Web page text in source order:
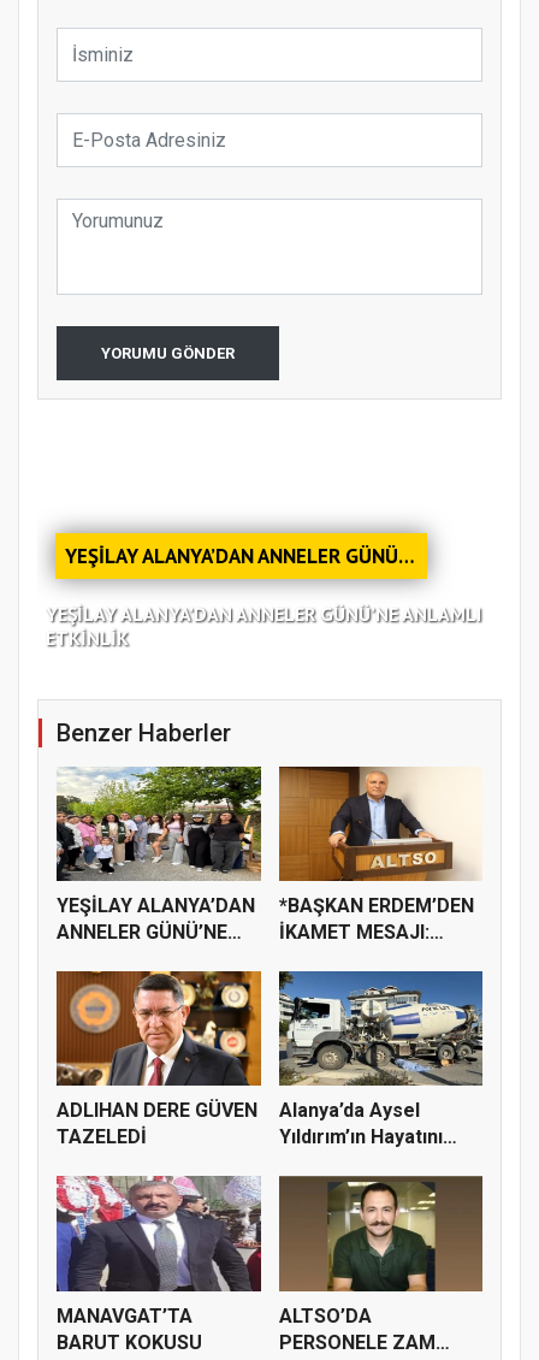
YORUMU GÖNDER
YEŞİLAY ALANYA’DAN ANNELER GÜNÜ’NE ANLAMLI ETKİNLİK
YEŞİLAY ALANYA’DAN ANNELER GÜNÜ’NE ANLAMLI
ETKİNLİK
Benzer Haberler
YEŞİLAY ALANYA’DAN
ANNELER GÜNÜ’NE
*BAŞKAN ERDEM’DEN
İKAMET MESAJI:
ADLIHAN DERE GÜVEN
TAZELEDİ
Alanya’da Aysel
Yıldırım’ın Hayatını
MANAVGAT’TA
BARUT KOKUSU
ALTSO’DA
PERSONELE ZAM